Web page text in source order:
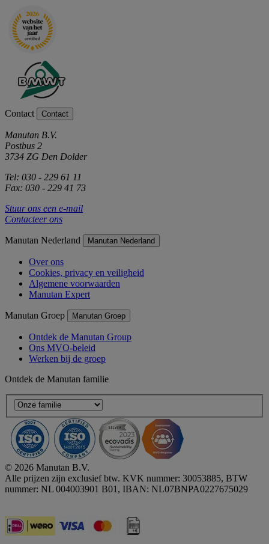
Contact Contact
Manutan B.V.
Postbus 2
3734 ZG Den Dolder
Tel: 030 - 229 61 11
Fax: 030 - 229 41 73
Stuur ons een e-mail
Contacteer ons
Manutan Nederland Manutan Nederland
Over ons
Cookies, privacy en veiligheid
Algemene voorwaarden
Manutan Expert
Manutan Groep Manutan Groep
Ontdek de Manutan Group
Ons MVO-beleid
Werken bij de groep
Ontdek de Manutan familie
© 2026 Manutan B.V.
Alle prijzen zijn exclusief btw. KVK nummer: 30053885, BTW
nummer: NL 004003901 B01, IBAN: NL07BNPA0227675029